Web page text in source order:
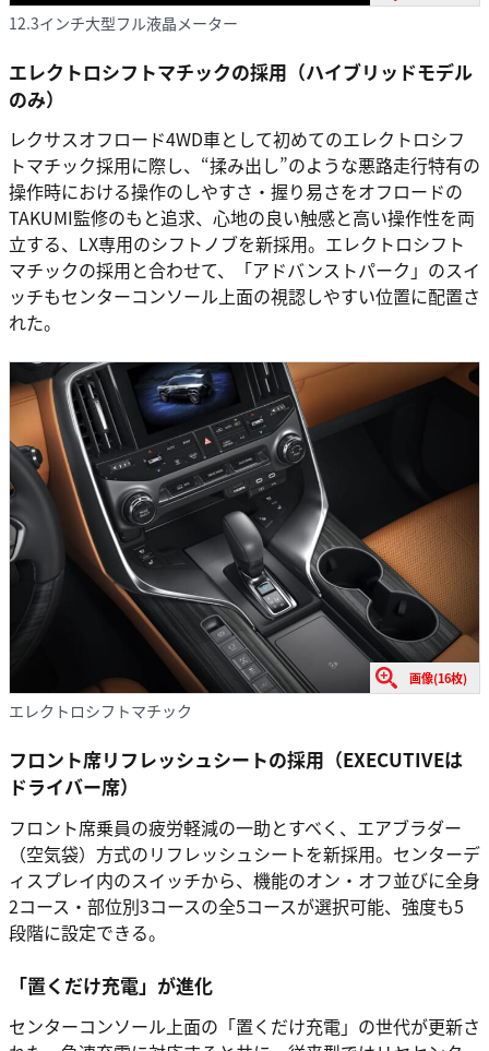
12.3インチ大型フル液晶メーター
エレクトロシフトマチックの採用（ハイブリッドモデル
のみ）
レクサスオフロード4WD車として初めてのエレクトロシフ
トマチック採用に際し、“揉み出し”のような悪路走行特有の
操作時における操作のしやすさ・握り易さをオフロードの
TAKUMI監修のもと追求、心地の良い触感と高い操作性を両
立する、LX専用のシフトノブを新採用。エレクトロシフト
マチックの採用と合わせて、「アドバンストパーク」のスイ
ッチもセンターコンソール上面の視認しやすい位置に配置さ
れた。
画像(16枚)
エレクトロシフトマチック
フロント席リフレッシュシートの採用（EXECUTIVEは
ドライバー席）
フロント席乗員の疲労軽減の一助とすべく、エアブラダー
（空気袋）方式のリフレッシュシートを新採用。センターデ
ィスプレイ内のスイッチから、機能のオン・オフ並びに全身
2コース・部位別3コースの全5コースが選択可能、強度も5
段階に設定できる。
「置くだけ充電」が進化
センターコンソール上面の「置くだけ充電」の世代が更新さ